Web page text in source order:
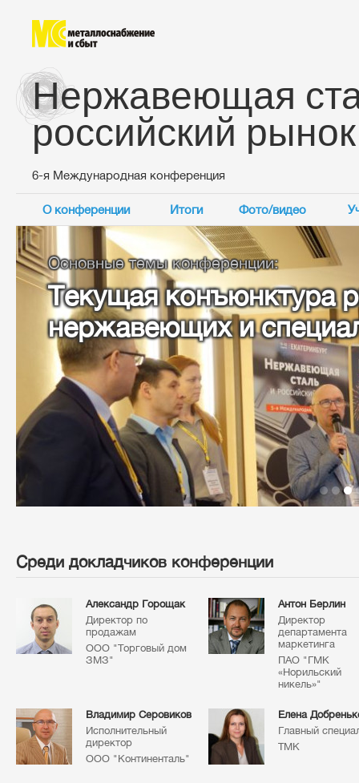
Нержавеющая
российский рынок
6-я Международная конференция
О конференции Итоги Фото/видео
Основные темы конференции:
Текущая конъюнктура
нержавеющих и
Среди докладчиков конференции
Александр Горощак
Директор по
продажам
ООО "Торговый дом
ЗМЗ"
Антон Берлин
Директор
департамента
маркетинга
ПАО "ГМК
«Норильский
никель»"
Владимир Серовиков
Исполнительный
директор
ООО "Континенталь"
Елена
Главный
ТМК